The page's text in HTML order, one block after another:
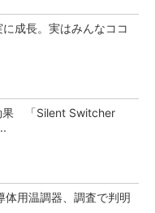
成長。実はみんなココ
果 「Silent Switcher
用温調器、調査で判明